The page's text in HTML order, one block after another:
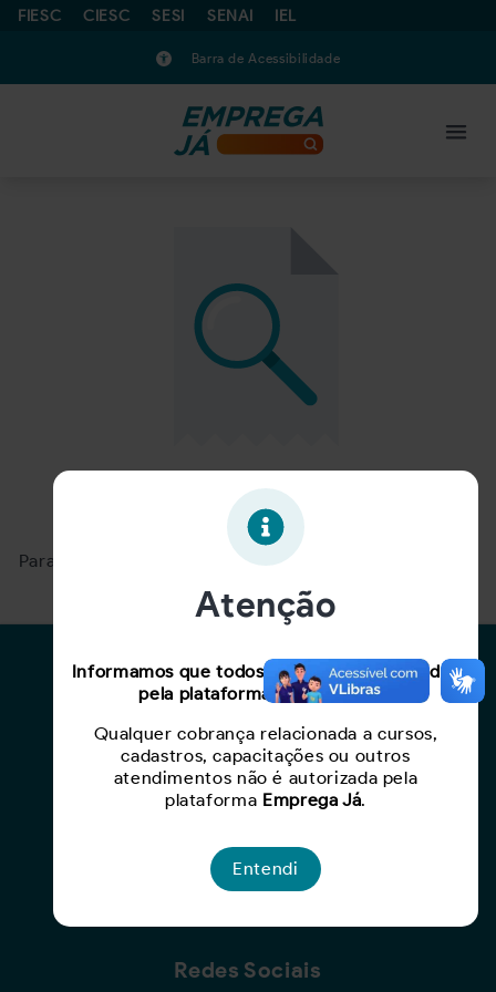
FIESC CIESC SESI SENAI IEL
Barra de Acessibilidade
Oportunidade expirada!
Para ver mais, acesse a páginaBuscar Oportunidades.
Para Candidatos
Cadastro de Currículo
Capacite-se
Criar Oportunidade
Redes Sociais
Atenção
Informamos que todos os serviços oferecidos
pela plataforma são gratuitos.
Qualquer cobrança relacionada a cursos,
cadastros, capacitações ou outros
atendimentos não é autorizada pela
plataforma Emprega Já.
Entendi